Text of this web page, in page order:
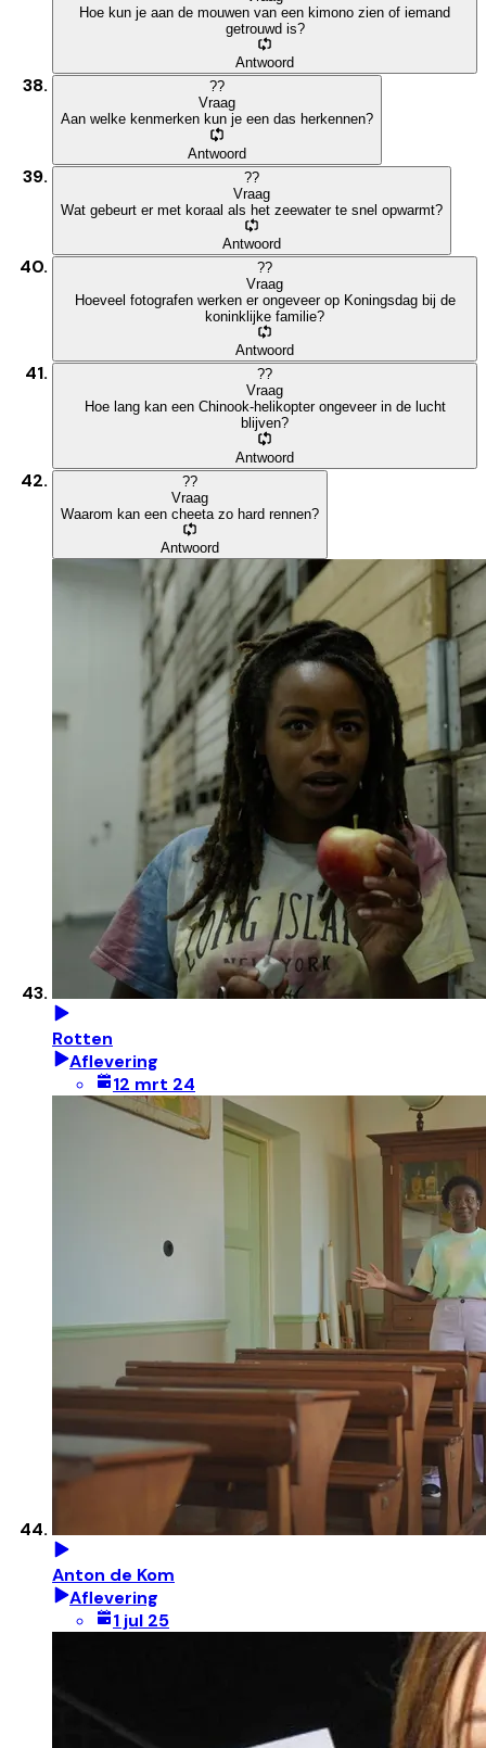
Hoe kun je aan de mouwen van een kimono zien of iemand
getrouwd is?
Antwoord
??
Vraag
Aan welke kenmerken kun je een das herkennen?
Antwoord
??
Vraag
Wat gebeurt er met koraal als het zeewater te snel opwarmt?
Antwoord
??
Vraag
Hoeveel fotografen werken er ongeveer op Koningsdag bij de
koninklijke familie?
Antwoord
??
Vraag
Hoe lang kan een Chinook-helikopter ongeveer in de lucht
blijven?
Antwoord
??
Vraag
Waarom kan een cheeta zo hard rennen?
Antwoord
Rotten
Aflevering
12 mrt 24
Anton de Kom
Aflevering
1 jul 25